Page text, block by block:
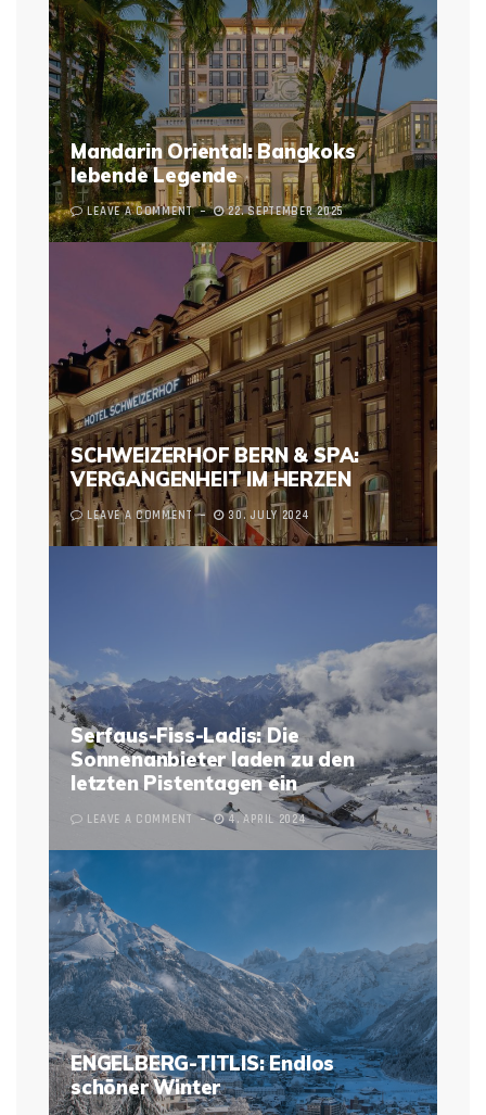
Mandarin Oriental: Bangkoks
lebende Legende
LEAVE A COMMENT 22. SEPTEMBER 2025
SCHWEIZERHOF BERN & SPA:
VERGANGENHEIT IM HERZEN
LEAVE A COMMENT 30. JULY 2024
Serfaus-Fiss-Ladis: Die
Sonnenanbieter laden zu den
letzten Pistentagen ein
LEAVE A COMMENT 4. APRIL 2024
ENGELBERG-TITLIS: Endlos
schöner Winter